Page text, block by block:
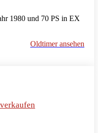
1980 und 70 PS in EX
Oldtimer ansehen